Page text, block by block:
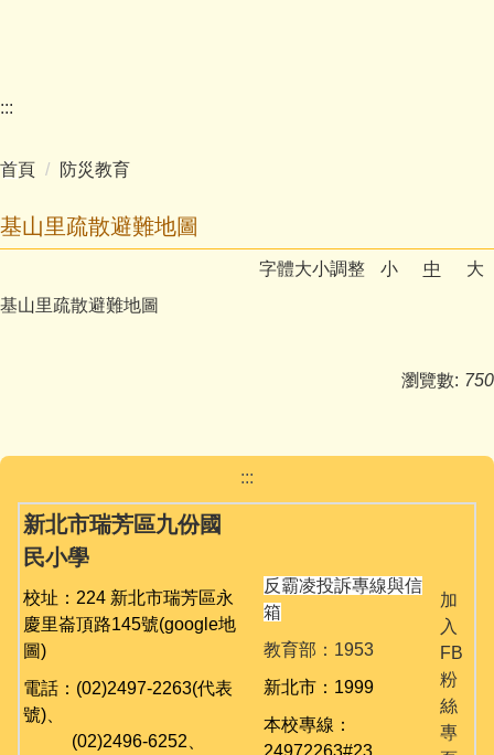
學生活動
影音專區
台灣母語日專區
公開授課專區
課程計畫備查
校園資訊業務專區
:::
首頁 防災教育
基山里疏散避難地圖
字體大小調整 小 中
大
基山里疏散避難地圖
瀏覽數: 750
:::
新北市瑞芳區九份國
民小學
校址：224 新北市瑞芳區永
慶里崙頂路145號(google地
圖)
電話：(02)2497-2263(代表
號)、
(02)2496-6252、
反霸凌投訴專線與信
箱
教育部：1953
新北市：1999
本校專線：
加
入
FB
粉
絲
專